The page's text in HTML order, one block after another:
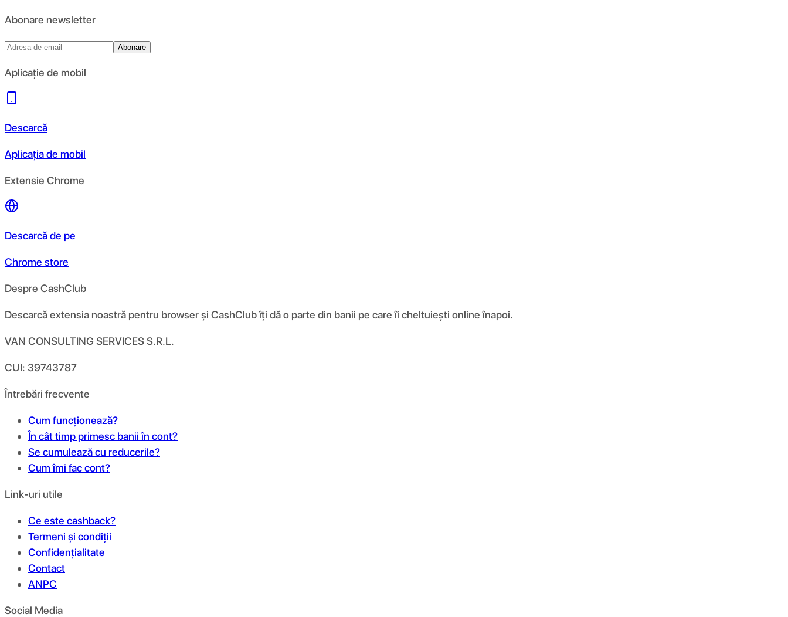
Abonare newsletter
Abonare
Aplicație de mobil
Descarcă
Aplicația de mobil
Extensie Chrome
Descarcă de pe
Chrome store
Despre CashClub
Descarcă extensia noastră pentru browser și CashClub îți dă o parte din banii pe care îi cheltuiești online înapoi.
VAN CONSULTING SERVICES S.R.L.
CUI: 39743787
Întrebări frecvente
Cum funcționează?
În cât timp primesc banii în cont?
Se cumulează cu reducerile?
Cum îmi fac cont?
Link-uri utile
Ce este cashback?
Termeni și condiții
Confidențialitate
Contact
ANPC
Social Media